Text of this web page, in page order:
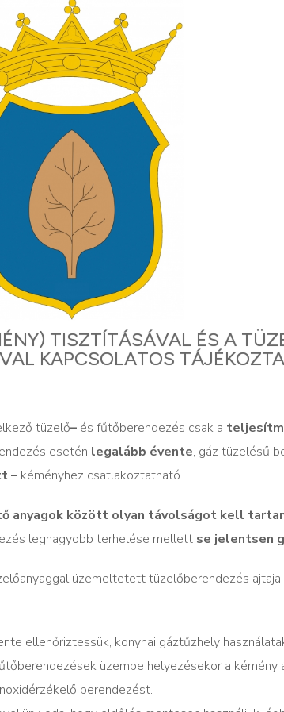
TISZTÍTÁSÁVAL ÉS A
KAPCSOLATOS
tüzelő– és fűtőberendezés csak a
esetén legalább évente, gáz tüzelésű
– kéményhez csatlakoztatható.
anyagok között olyan távolságot kell
legnagyobb terhelése mellett se jelentsen
üzemeltetett tüzelőberendezés ajtaja
ellenőriztessük, konyhai gáztűzhely
üzembe helyezésekor a kémény
berendezést.